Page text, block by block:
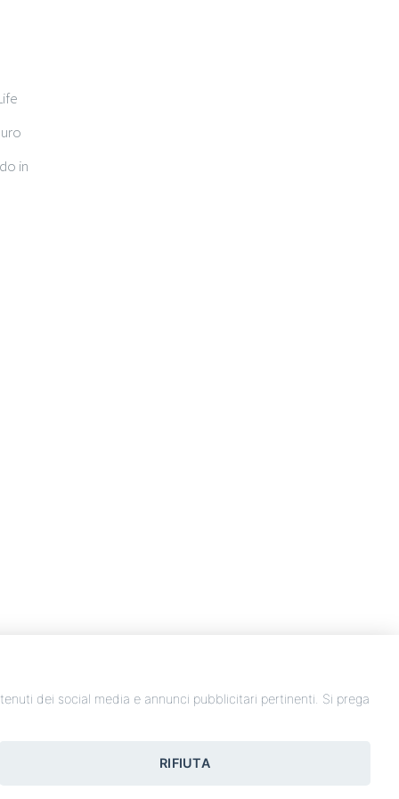
in
dei social media e annunci pubblicitari pertinenti. Si prega
RIFIUTA